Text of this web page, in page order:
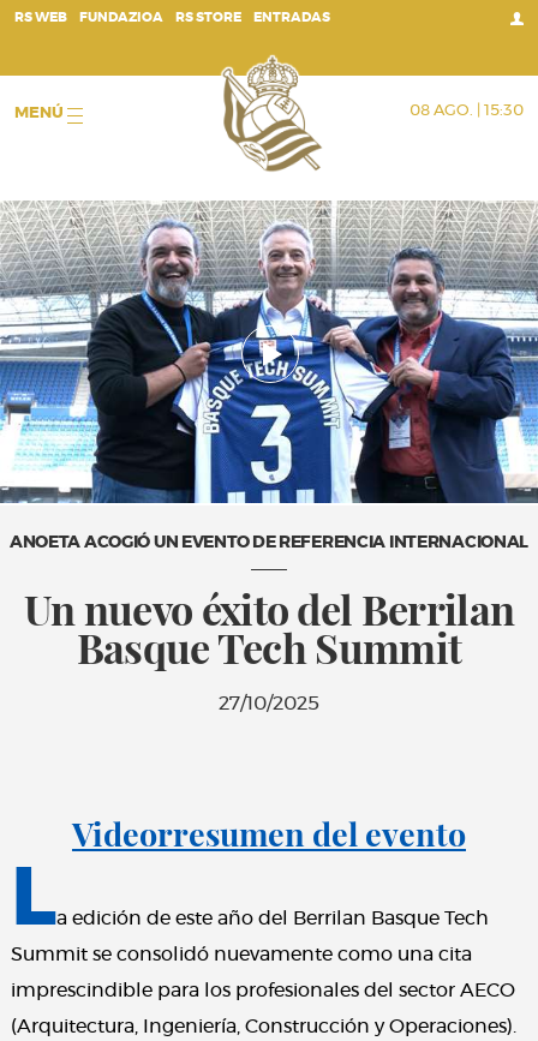
RS WEB FUNDAZIOA RS STORE ENTRADAS
MENÚ 08 AGO. | 15:30
ANOETA ACOGIÓ UN EVENTO DE REFERENCIA INTERNACIONAL
Un nuevo éxito del Berrilan
Basque Tech Summit
27/10/2025
Videorresumen del evento
La edición de este año del Berrilan Basque Tech
Summit se consolidó nuevamente como una cita
imprescindible para los profesionales del sector AECO
(Arquitectura, Ingeniería, Construcción y Operaciones).